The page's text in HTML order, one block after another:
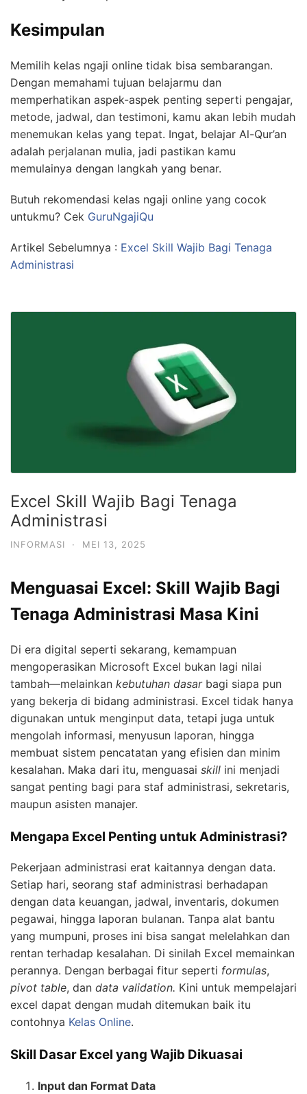
Kesimpulan
Memilih kelas ngaji online tidak bisa sembarangan.
Dengan memahami tujuan belajarmu dan
memperhatikan aspek-aspek penting seperti pengajar,
metode, jadwal, dan testimoni, kamu akan lebih mudah
menemukan kelas yang tepat. Ingat, belajar Al-Qur’an
adalah perjalanan mulia, jadi pastikan kamu
memulainya dengan langkah yang benar.
Butuh rekomendasi kelas ngaji online yang cocok
untukmu? Cek GuruNgajiQu
Artikel Sebelumnya : Excel Skill Wajib Bagi Tenaga
Administrasi
Excel Skill Wajib Bagi Tenaga
Administrasi
INFORMASI · MEI 13, 2025
Menguasai Excel: Skill Wajib Bagi
Tenaga Administrasi Masa Kini
Di era digital seperti sekarang, kemampuan
mengoperasikan Microsoft Excel bukan lagi nilai
tambah—melainkan kebutuhan dasarbagi siapa pun
yang bekerja di bidang administrasi. Excel tidak hanya
digunakan untuk menginput data, tetapi juga untuk
mengolah informasi, menyusun laporan, hingga
membuat sistem pencatatan yang efisien dan minim
kesalahan. Maka dari itu, menguasai skill ini menjadi
sangat penting bagi para staf administrasi, sekretaris,
maupun asisten manajer.
Mengapa Excel Penting untuk Administrasi?
Pekerjaan administrasi erat kaitannya dengan data.
Setiap hari, seorang staf administrasi berhadapan
dengan data keuangan, jadwal, inventaris, dokumen
pegawai, hingga laporan bulanan. Tanpa alat bantu
yang mumpuni, proses ini bisa sangat melelahkan dan
rentan terhadap kesalahan. Di sinilah Excel memainkan
perannya. Dengan berbagai fitur seperti formulas,
pivot table, dan data validation. Kini untuk mempelajari
excel dapat dengan mudah ditemukan baik itu
contohnya Kelas Online.
Skill Dasar Excel yang Wajib Dikuasai
Input dan Format Data